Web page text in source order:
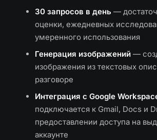
30 запросов в день —
оценки, ежедневных
умеренного использования
Генерация изображений —
изображения из текстовых
разговоре
Интеграция с Google
подключается к Gmail, Docs и
предоставлении доступа на
аккаунте